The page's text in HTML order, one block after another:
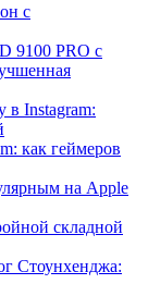
с
9100 PRO с
в Instagram:
как геймеров
на Apple
складной
Стоунхенджа: